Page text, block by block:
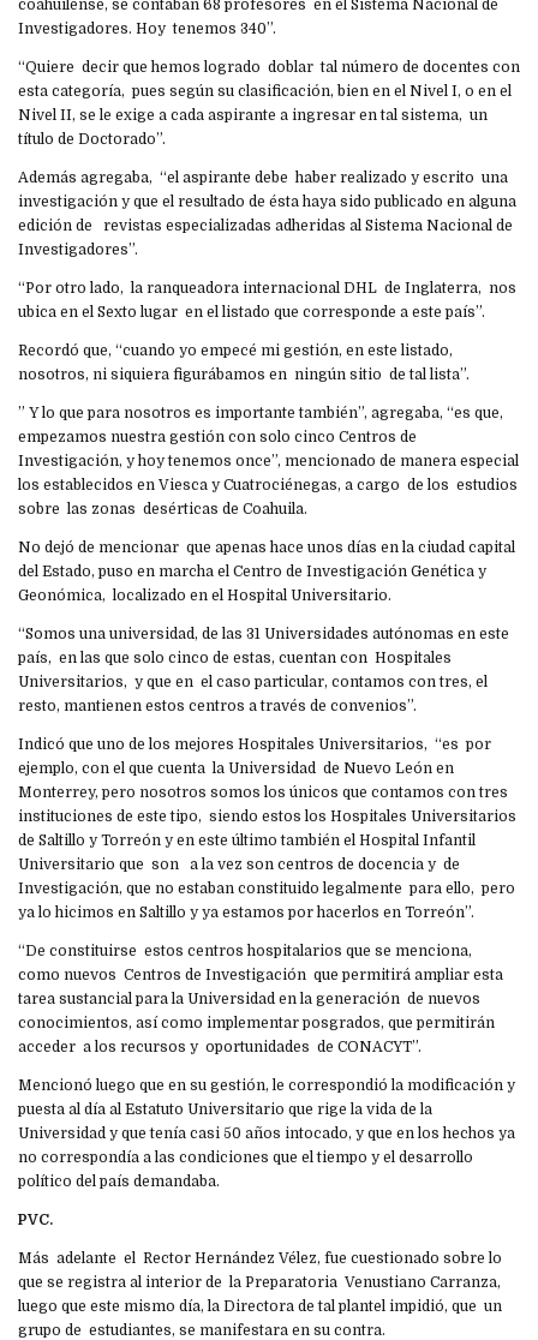
coahuilense, se contaban 68 profesores en el Sistema Nacional de
Investigadores. Hoy tenemos 340”.
“Quiere decir que hemos logrado doblar tal número de docentes con
esta categoría, pues según su clasificación, bien en el Nivel I, o en el
Nivel II, se le exige a cada aspirante a ingresar en tal sistema, un
título de Doctorado”.
Además agregaba, “el aspirante debe haber realizado y escrito una
investigación y que el resultado de ésta haya sido publicado en alguna
edición de revistas especializadas adheridas al Sistema Nacional de
Investigadores”.
“Por otro lado, la ranqueadora internacional DHL de Inglaterra, nos
ubica en el Sexto lugar en el listado que corresponde a este país”.
Recordó que, “cuando yo empecé mi gestión, en este listado,
nosotros, ni siquiera figurábamos en ningún sitio de tal lista”.
” Y lo que para nosotros es importante también”, agregaba, “es que,
empezamos nuestra gestión con solo cinco Centros de
Investigación, y hoy tenemos once”, mencionado de manera especial
los establecidos en Viesca y Cuatrociénegas, a cargo de los estudios
sobre las zonas desérticas de Coahuila.
No dejó de mencionar que apenas hace unos días en la ciudad capital
del Estado, puso en marcha el Centro de Investigación Genética y
Geonómica, localizado en el Hospital Universitario.
“Somos una universidad, de las 31 Universidades autónomas en este
país, en las que solo cinco de estas, cuentan con Hospitales
Universitarios, y que en el caso particular, contamos con tres, el
resto, mantienen estos centros a través de convenios”.
Indicó que uno de los mejores Hospitales Universitarios, “es por
ejemplo, con el que cuenta la Universidad de Nuevo León en
Monterrey, pero nosotros somos los únicos que contamos con tres
instituciones de este tipo, siendo estos los Hospitales Universitarios
de Saltillo y Torreón y en este último también el Hospital Infantil
Universitario que son a la vez son centros de docencia y de
Investigación, que no estaban constituido legalmente para ello, pero
ya lo hicimos en Saltillo y ya estamos por hacerlos en Torreón”.
“De constituirse estos centros hospitalarios que se menciona,
como nuevos Centros de Investigación que permitirá ampliar esta
tarea sustancial para la Universidad en la generación de nuevos
conocimientos, así como implementar posgrados, que permitirán
acceder a los recursos y oportunidades de CONACYT”.
Mencionó luego que en su gestión, le correspondió la modificación y
puesta al día al Estatuto Universitario que rige la vida de la
Universidad y que tenía casi 50 años intocado, y que en los hechos ya
no correspondía a las condiciones que el tiempo y el desarrollo
político del país demandaba.
PVC.
Más adelante el Rector Hernández Vélez, fue cuestionado sobre lo
que se registra al interior de la Preparatoria Venustiano Carranza,
luego que este mismo día, la Directora de tal plantel impidió, que un
grupo de estudiantes, se manifestara en su contra.